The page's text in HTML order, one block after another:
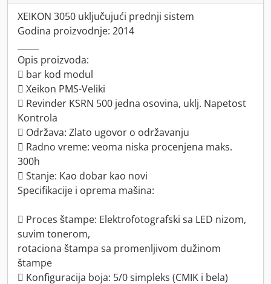
XEIKON 3050 uključujući prednji sistem
Godina proizvodnje: 2014
Opis proizvoda:
 bar kod modul
 Xeikon PMS-Veliki
 Revinder KSRN 500 jedna osovina, uklj. Napetost
Kontrola
 Održava: Zlato ugovor o održavanju
 Radno vreme: veoma niska procenjena maks.
300h
 Stanje: Kao dobar kao novi
Specifikacije i oprema mašina:
 Proces štampe: Elektrofotografski sa LED nizom,
suvim tonerom,
rotaciona štampa sa promenljivom dužinom
štampe
 Konfiguracija boja: 5/0 simpleks (CMIK i bela)